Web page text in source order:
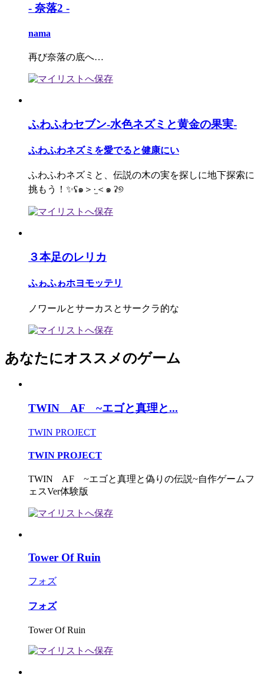
- 奈落2 -
nama
再び奈落の底へ…
ふわふわセブン-水色ネズミと黄金の果実-
ふわふわネズミを愛でると健康にい
ふわふわネズミと、伝説の木の実を探しに地下探索に
挑もう！✨ʢ๑＞·̫＜๑ ʡ୭
３本足のレリカ
ふゎふゎホヨモッテリ
ノワールとサーカスとサークラ的な
あなたにオススメのゲーム
TWIN AF ~エゴと真理と...
TWIN PROJECT
TWIN PROJECT
TWIN AF ~エゴと真理と偽りの伝説~自作ゲームフ
ェスVer体験版
Tower Of Ruin
フォズ
フォズ
Tower Of Ruin